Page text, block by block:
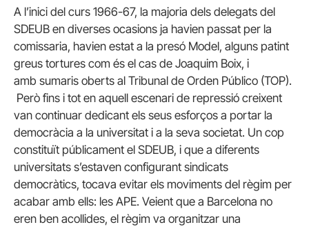
A l’inici del curs 1966-67, la majoria dels delegats del
SDEUB en diverses ocasions ja havien passat per la
comissaria, havien estat a la presó Model, alguns patint
greus tortures com és el cas de Joaquim Boix, i
amb sumaris oberts al Tribunal de Orden Público (TOP).
Però fins i tot en aquell escenari de repressió creixent
van continuar dedicant els seus esforços a portar la
democràcia a la universitat i a la seva societat. Un cop
constituït públicament el SDEUB, i que a diferents
universitats s’estaven configurant sindicats
democràtics, tocava evitar els moviments del règim per
acabar amb ells: les APE. Veient que a Barcelona no
eren ben acollides, el règim va organitzar una